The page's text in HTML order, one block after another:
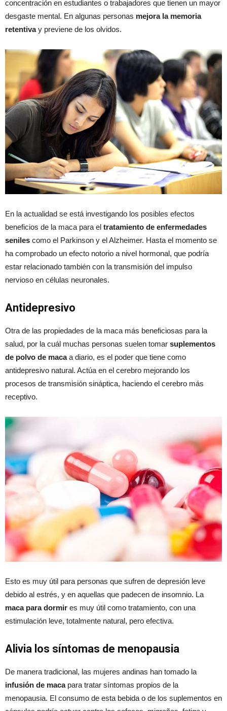
concentración en estudiantes o trabajadores que tienen un mayor
desgaste mental. En algunas personas mejora la memoria
retentivay previene de los olvidos.
En la actualidad se está investigando los posibles efectos
beneficios de la maca para el tratamiento de enfermedades
seniles como el Parkinson y el Alzheimer. Hasta el momento se
ha comprobado un efecto notorio a nivel hormonal, que podría
estar relacionado también con la transmisión del impulso
nervioso en células neuronales.
Antidepresivo
Otra de las propiedades de la maca más beneficiosas para la
salud, por la cuál muchas personas suelen tomar suplementos
de polvo de macaa diario, es el poder que tiene como
antidepresivo natural. Actúa en el cerebro mejorando los
procesos de transmisión sináptica, haciendo el cerebro más
receptivo.
Esto es muy útil para personas que sufren de depresión leve
debido al estrés, y en aquellas que padecen de insomnio. La
maca para dormir es muy útil como tratamiento, con una
estimulación leve, totalmente natural, pero efectiva.
Alivia los síntomas de menopausia
De manera tradicional, las mujeres andinas han tomado la
infusión de macapara tratar síntomas propios de la
menopausia. El consumo de esta bebida o de los suplementos en